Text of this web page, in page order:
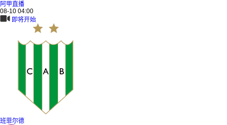
阿甲直播
08-10 04:00
即将开始
班菲尔德